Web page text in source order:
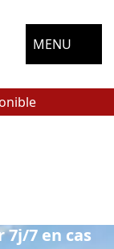
MENU
7j/7 en cas